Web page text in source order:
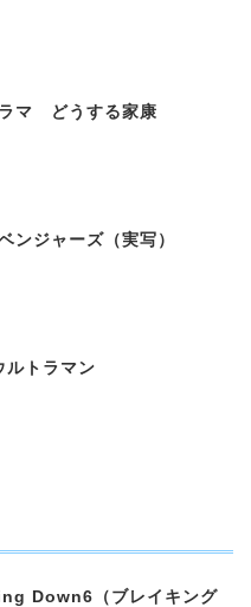
マ どうする家康
ンジャーズ（実写）
ルトラマン
Down6（ブレイキング